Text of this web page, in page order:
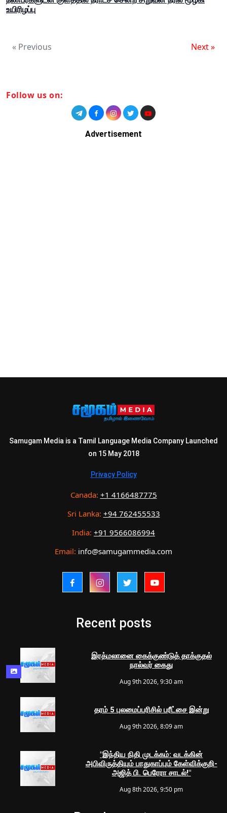
உயிரிழப்பு
« Previous Next »
Follow us on:
Advertisement
Samugam Media is a Tamil Language Media Company Launched
on 15 May 2018
Privacy Policy
Canada: +1 4166487775
Sri Lanka: +94 762455533
India: +91 9566086994
Email: info@samugammedia.com
Recent posts
இரத்மலானை கைக்குண்டுத் தாக்குதல்
நால்வர் கைது
Aug 9th 2026, 9:30 am
தரம் 5 புலமைப்பரிசில் பரீட்சை இன்று
Aug 9th 2026, 8:09 am
"இந்திய நிதி முடக்கம்: வடக்கின்
அபிவிருத்தியும் பாதுகாப்பும் கேள்விக்குறி-
அஜித் பி. பெரேரா சாடல்!"
Aug 8th 2026, 9:50 pm